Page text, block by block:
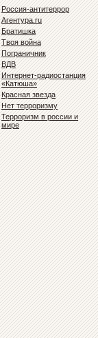
Россия-антитеррор
Агентура.ru
Братишка
Твоя война
Пограничник
ВДВ
Интернет-радиостанция
«Катюша»
Красная звезда
Нет терроризму
Терроризм в россии и
мире